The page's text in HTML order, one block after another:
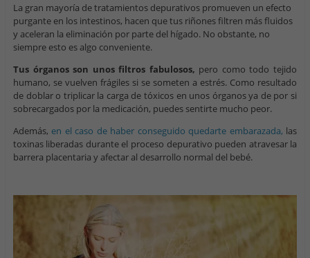
La gran mayoría de tratamientos depurativos promueven un efecto
purgante en los intestinos, hacen que tus riñones filtren más fluidos
y aceleran la eliminación por parte del hígado. No obstante, no
siempre esto es algo conveniente.
Tus órganos son unos filtros fabulosos, pero como todo tejido
humano, se vuelven frágiles si se someten a estrés. Como resultado
de doblar o triplicar la carga de tóxicos en unos órganos ya de por si
sobrecargados por la medicación, puedes sentirte mucho peor.
Además, en el caso de haber conseguido quedarte embarazada, las
toxinas liberadas durante el proceso depurativo pueden atravesar la
barrera placentaria y afectar al desarrollo normal del bebé.